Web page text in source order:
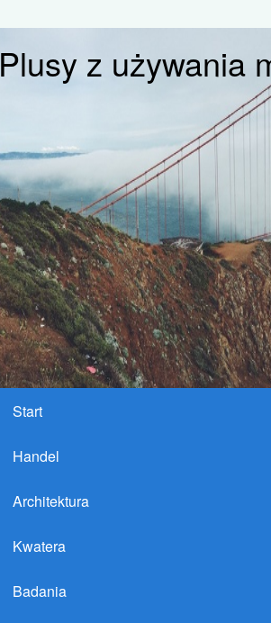
Plusy z używania
Start
Handel
Architektura
Kwatera
Badania